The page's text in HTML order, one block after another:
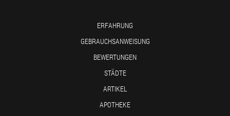
ERFAHRUNG
GEBRAUCHSANWEISUNG
BEWERTUNGEN
STÄDTE
ARTIKEL
APOTHEKE